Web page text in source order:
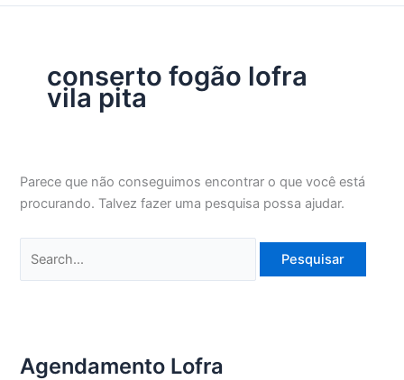
conserto fogão lofra
vila pita
Parece que não conseguimos encontrar o que você está
procurando. Talvez fazer uma pesquisa possa ajudar.
por:
Agendamento Lofra